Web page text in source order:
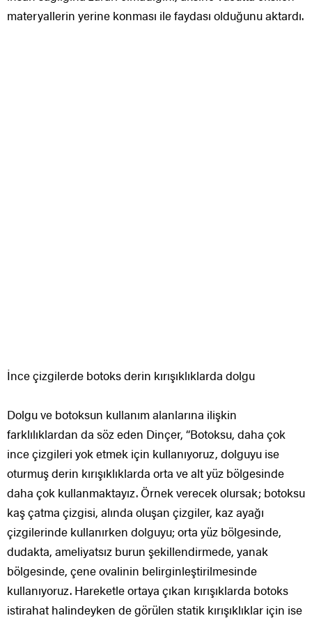
materyallerin yerine konması ile faydası olduğunu aktardı.
İnce çizgilerde botoks derin kırışıklıklarda dolgu
Dolgu ve botoksun kullanım alanlarına ilişkin
farklılıklardan da söz eden Dinçer, “Botoksu, daha çok
ince çizgileri yok etmek için kullanıyoruz, dolguyu ise
oturmuş derin kırışıklıklarda orta ve alt yüz bölgesinde
daha çok kullanmaktayız. Örnek verecek olursak; botoksu
kaş çatma çizgisi, alında oluşan çizgiler, kaz ayağı
çizgilerinde kullanırken dolguyu; orta yüz bölgesinde,
dudakta, ameliyatsız burun şekillendirmede, yanak
bölgesinde, çene ovalinin belirginleştirilmesinde
kullanıyoruz. Hareketle ortaya çıkan kırışıklarda botoks
istirahat halindeyken de görülen statik kırışıklıklar için ise